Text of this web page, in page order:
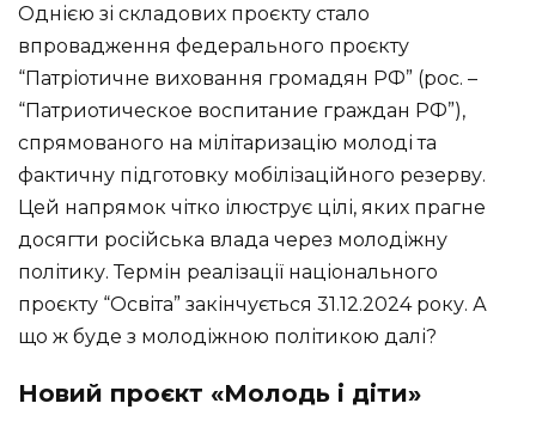
Однією зі складових проєкту стало
впровадження федерального проєкту
“Патріотичне виховання громадян РФ” (рос. –
“Патриотическое воспитание граждан РФ”),
спрямованого на мілітаризацію молоді та
фактичну підготовку мобілізаційного резерву.
Цей напрямок чітко ілюструє цілі, яких прагне
досягти російська влада через молодіжну
політику. Термін реалізації національного
проєкту “Освіта” закінчується 31.12.2024 року. А
що ж буде з молодіжною політикою далі?
Новий проєкт «Молодь і діти»